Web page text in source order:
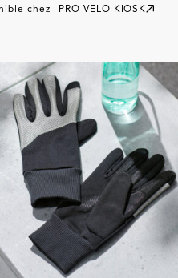
chez PRO VELO KIOSK